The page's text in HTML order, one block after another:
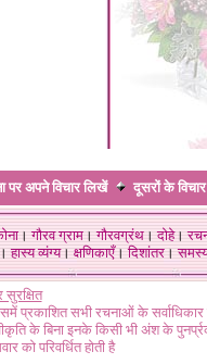
पर अपने विचार लिखें दूसरों के विचार
।गौरव ग्राम।गौरवग्रंथ।दोहे।
हास्य व्यंग्य। क्षणिकाएँ। दिशांतर।
सुरक्षित
प्रकाशित सभी रचनाओं के
के बिना इनके किसी भी अंश के
को परिवर्धित होती है